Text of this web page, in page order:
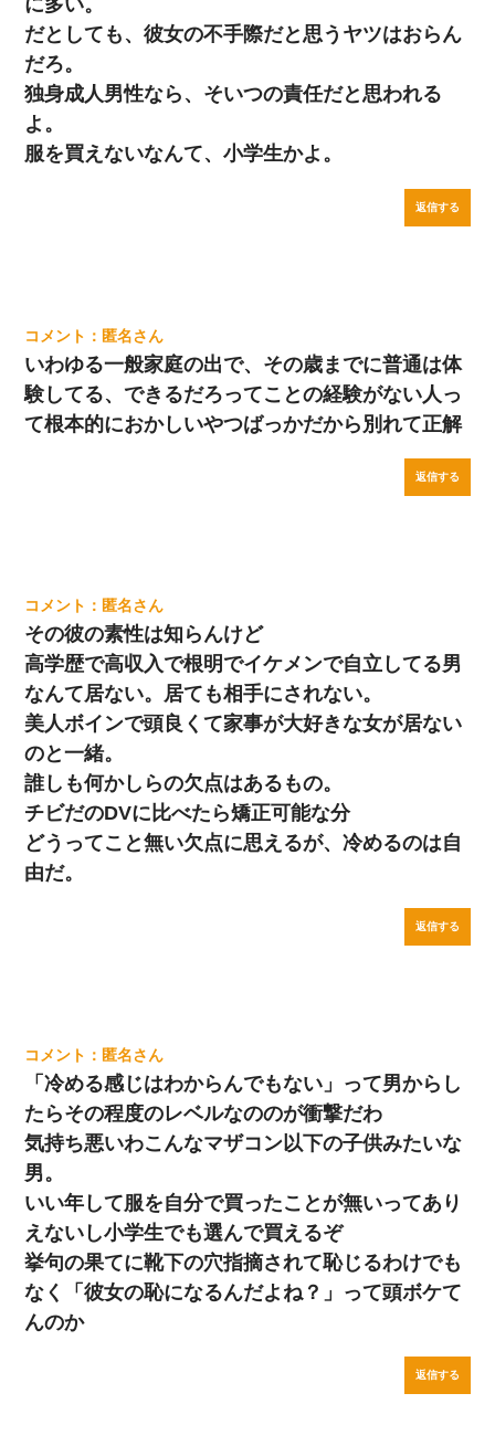
に多い。
だとしても、彼女の不手際だと思うヤツはおらん
だろ。
独身成人男性なら、そいつの責任だと思われる
よ。
服を買えないなんて、小学生かよ。
返信する
匿名
いわゆる一般家庭の出で、その歳までに普通は体
験してる、できるだろってことの経験がない人っ
て根本的におかしいやつばっかだから別れて正解
返信する
匿名
その彼の素性は知らんけど
高学歴で高収入で根明でイケメンで自立してる男
なんて居ない。居ても相手にされない。
美人ボインで頭良くて家事が大好きな女が居ない
のと一緒。
誰しも何かしらの欠点はあるもの。
チビだのDVに比べたら矯正可能な分
どうってこと無い欠点に思えるが、冷めるのは自
由だ。
返信する
匿名
「冷める感じはわからんでもない」って男からし
たらその程度のレベルなののが衝撃だわ
気持ち悪いわこんなマザコン以下の子供みたいな
男。
いい年して服を自分で買ったことが無いってあり
えないし小学生でも選んで買えるぞ
挙句の果てに靴下の穴指摘されて恥じるわけでも
なく「彼女の恥になるんだよね？」って頭ボケて
んのか
返信する